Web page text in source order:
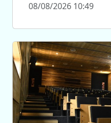
08/08/2026 10:49